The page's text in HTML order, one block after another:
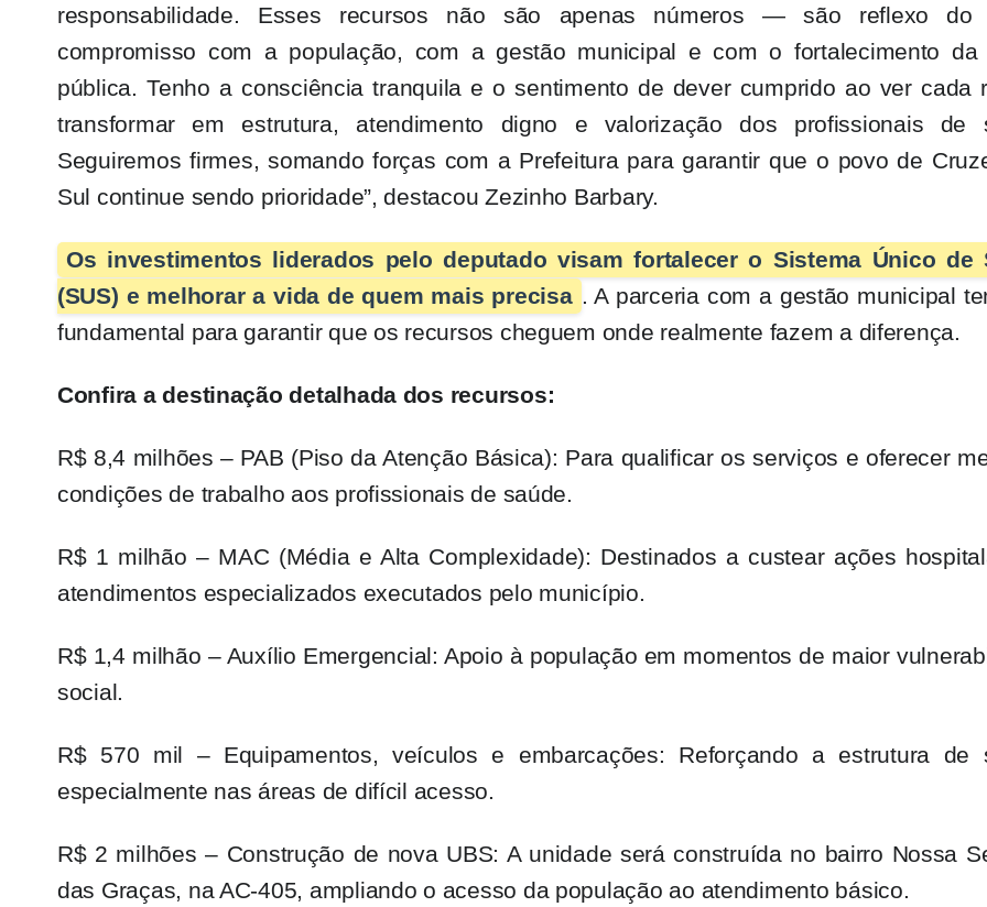
responsabilidade. Esses recursos não são apenas números — são reflexo do
compromisso com a população, com a gestão municipal e com o fortalecimento da
pública. Tenho a consciência tranquila e o sentimento de dever cumprido ao ver cada
transformar em estrutura, atendimento digno e valorização dos profissionais de
Seguiremos firmes, somando forças com a Prefeitura para garantir que o povo de
Sul continue sendo prioridade”, destacou Zezinho Barbary.
Os investimentos liderados pelo deputado visam fortalecer o Sistema Único de
(SUS) e melhorar a vida de quem mais precisa . A parceria com a gestão municipal
fundamental para garantir que os recursos cheguem onde realmente fazem a diferença.
Confira a destinação detalhada dos recursos:
R$ 8,4 milhões – PAB (Piso da Atenção Básica): Para qualificar os serviços e oferecer
condições de trabalho aos profissionais de saúde.
R$ 1 milhão – MAC (Média e Alta Complexidade): Destinados a custear ações
atendimentos especializados executados pelo município.
R$ 1,4 milhão – Auxílio Emergencial: Apoio à população em momentos de maior
social.
R$ 570 mil – Equipamentos, veículos e embarcações: Reforçando a estrutura de
especialmente nas áreas de difícil acesso.
R$ 2 milhões – Construção de nova UBS: A unidade será construída no bairro Nossa
das Graças, na AC-405, ampliando o acesso da população ao atendimento básico.